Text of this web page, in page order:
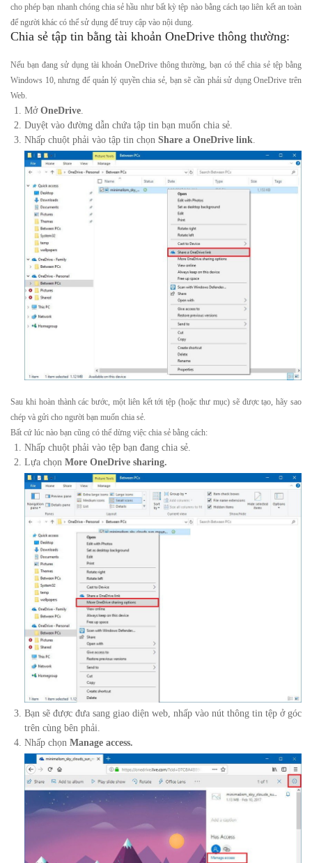
cho phép bạn nhanh chóng chia sẻ hầu như bất kỳ tệp nào bằng cách tạo liên kết an toàn
để người khác có thể sử dụng để truy cập vào nội dung.
Chia sẻ tập tin bằng tài khoản OneDrive thông thường:
Nếu bạn đang sử dụng tài khoản OneDrive thông thường, bạn có thể chia sẻ tệp bằng
Windows 10, nhưng để quản lý quyền chia sẻ, bạn sẽ cần phải sử dụng OneDrive trên
Web.
Mở OneDrive
Duyệt vào đường dẫn chứa tập tin bạn muốn chia sẻ.
Nhấp chuột phải vào tập tin chọn Share a OneDrive link
Sau khi hoàn thành các bước, một liên kết tới tệp (hoặc thư mục) sẽ được tạo, hãy sao
chép và gửi cho người bạn muốn chia sẻ.
Bất cứ lúc nào bạn cũng có thể dừng việc chia sẻ bằng cách:
Nhấp chuột phải vào tệp bạn đang chia sẻ.
Lựa chọn More OneDrive sharing.
Bạn sẽ được đưa sang giao diện web, nhấp vào nút thông tin tệp ở góc
trên cùng bên phải.
Nhấp chọn Manage access.